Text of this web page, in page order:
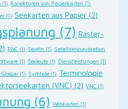
(1) Korrekturen von Papierkarten (1)
(1) Seekarten aus Papier(2)
(7) Raster-
RNC (1) Segeln (1) Satellitennavigation
(1) Seeleute(1) Dienstleistungen (1)
(1) Symbole (1) Terminologie
(VNC) (2) VNC (1)
(6) Webkarten (1)